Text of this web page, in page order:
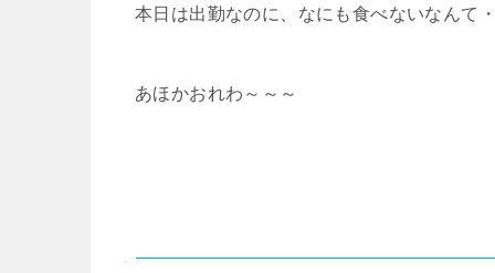
本日は出勤なのに、なにも食べないなんて
あほかおれわ～～～